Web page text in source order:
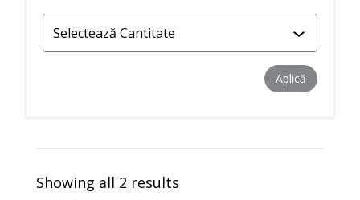
Aplică Aplică
Showing all 2 results